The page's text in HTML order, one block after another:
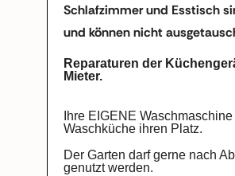
Schlafzimmer und Esstisch
und können nicht
Reparaturen der
Mieter.
Ihre EIGENE
Waschküche ihren Platz.
Der Garten darf gerne nach
genutzt werden.